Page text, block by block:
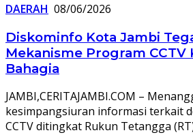
DAERAH 08/06/2026
Diskominfo Kota Jambi
Mekanisme Program CCTV
Bahagia
JAMBI,CERITAJAMBI.COM –
kesimpangsiuran informasi terkait
CCTV ditingkat Rukun Tetangga